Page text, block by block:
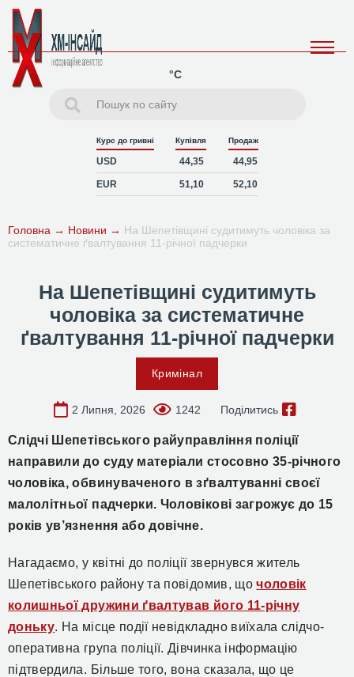
°C
Курс до гривні Купівля Продаж
USD 44,35 44,95
EUR 51,10 52,10
Головна → Новини → На Шепетівщині судитимуть чоловіка за
систематичне ґвалтування 11-річної падчерки
На Шепетівщині судитимуть
чоловіка за систематичне
ґвалтування 11-річної падчерки
Кримінал
2 Липня, 2026 1242 Поділитись
Слідчі Шепетівського райуправління поліції
направили до суду матеріали стосовно 35-річного
чоловіка, обвинуваченого в зґвалтуванні своєї
малолітньої падчерки. Чоловікові загрожує до 15
років ув’язнення або довічне.
Нагадаємо, у квітні до поліції звернувся житель
Шепетівського району та повідомив, щочоловік
колишньої дружини ґвалтував його 11-річну
доньку. На місце події невідкладно виїхала слідчо-
оперативна група поліції. Дівчинка інформацію
підтвердила. Більше того, вона сказала, що це